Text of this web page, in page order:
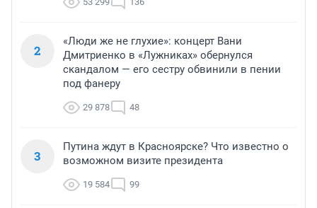
2
«Люди же не глухие»: концерт Вани
Дмитриенко в «Лужниках» обернулся
скандалом — его сестру обвинили в пении
под фанеру
29 878 48
3
Путина ждут в Красноярске? Что известно о
возможном визите президента
19 584 99